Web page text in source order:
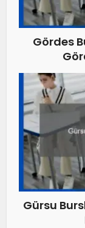
Gördes
Gürsu